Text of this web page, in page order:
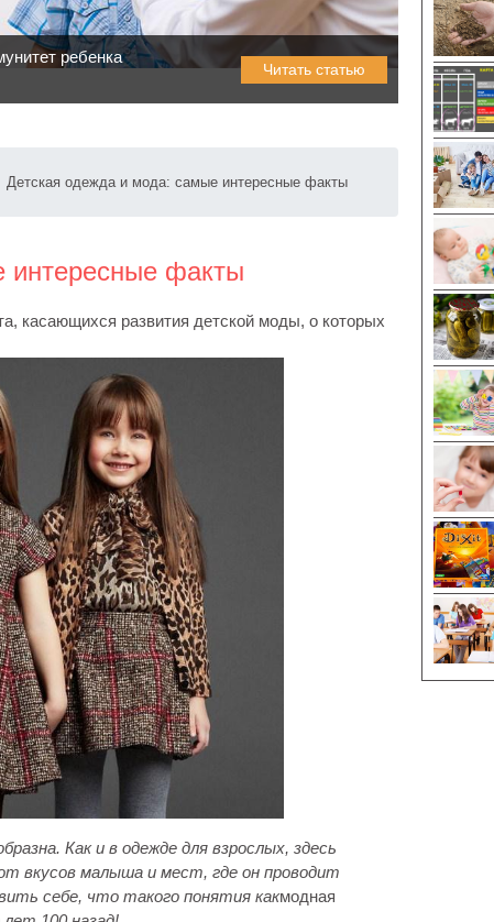
ребенка
Читать статью
Детская одежда и мода: самые интересные факты
интересные факты
касающихся развития детской моды, о которых
Как и в одежде для взрослых, здесь
вкусов малыша и мест, где он проводит
себе, что такого понятия какмодная